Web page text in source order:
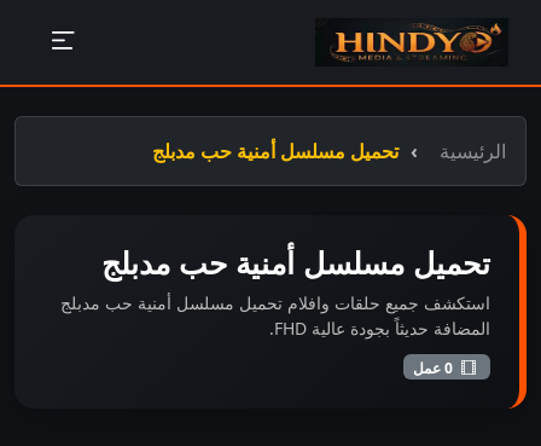
الرئيسية تحميل مسلسل أمنية حب مدبلج
تحميل مسلسل أمنية حب مدبلج
استكشف جميع حلقات وافلام تحميل مسلسل أمنية حب مدبلج
المضافة حديثاً بجودة عالية FHD.